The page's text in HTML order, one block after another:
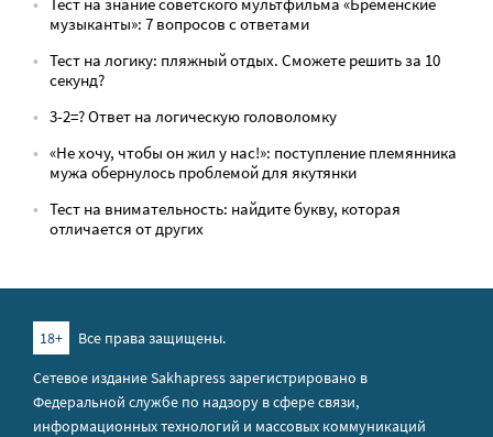
музыканты»: 7 вопросов с ответами
Тест на логику: пляжный отдых. Сможете решить за 10
секунд?
3-2=? Ответ на логическую головоломку
«Не хочу, чтобы он жил у нас!»: поступление племянника
мужа обернулось проблемой для якутянки
Тест на внимательность: найдите букву, которая
отличается от других
18+
Все права защищены.
Сетевое издание Sakhapress зарегистрировано в
Федеральной службе по надзору в сфере связи,
информационных технологий и массовых коммуникаций